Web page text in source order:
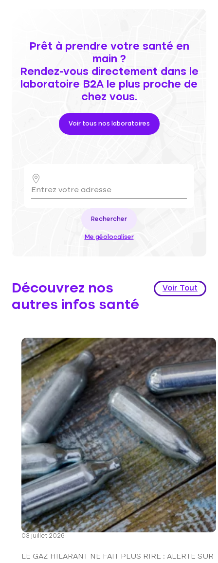
Prêt à prendre votre santé en
main ?
Rendez-vous directement dans le
laboratoire B2A le plus proche de
chez vous.
Voir tous nos laboratoires
Rechercher
Me géolocaliser
Découvrez nos
autres infos santé
Voir Tout
03 juillet 2026
LE GAZ HILARANT NE FAIT PLUS RIRE : ALERTE SUR